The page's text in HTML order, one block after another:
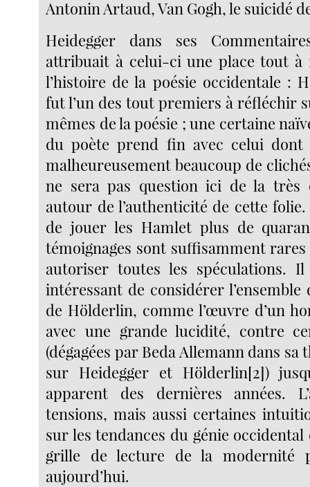
Antonin Artaud, Van Gogh, le suicidé
Heidegger dans ses
attribuait à celui-ci une place tout à
l’histoire de la poésie occidentale :
fut l’un des tout premiers à réfléchir
mêmes de la poésie ; une certaine
du poète prend fin avec celui dont
malheureusement beaucoup de
ne sera pas question ici de la très
autour de l’authenticité de cette
de jouer les Hamlet plus de
témoignages sont suffisamment
autoriser toutes les spéculations.
intéressant de considérer
de Hölderlin, comme l’œuvre d’un
avec une grande lucidité, contre
(dégagées par Beda Allemann dans sa
sur Heidegger et Hölderlin[2])
apparent des dernières années.
tensions, mais aussi certaines
sur les tendances du génie
grille de lecture de la modernité
aujourd’hui.